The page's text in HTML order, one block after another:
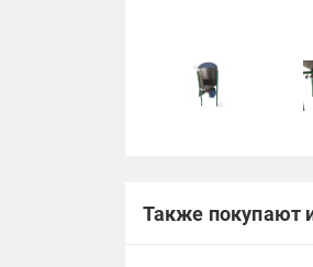
Также покупают